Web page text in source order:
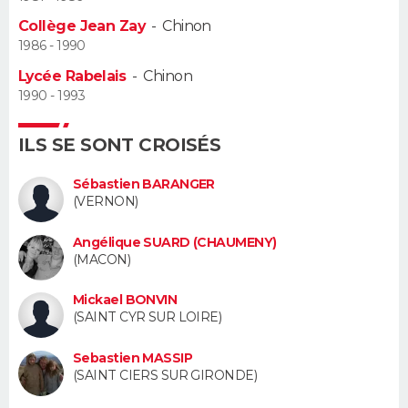
Alimentation
Guide de la santé
Maladies
Médicaments
Sommeil
VOYAGE
Destinations
City break
Voyage nature
Voyage de noces
Forum
Climat
+
PHOTO
GUIDES D'ACHAT
CARTE DE VOEUX
Carte de Noël
Carte Bonne année
Carte Saint-Valentin
Carte Pâques
Carte d'anniversaire
DICTIONNAIRE
Dictionnaire
Biographies
Citations
Expressions
Proverbes
PROGRAMME TV
COPAINS D'AVANT
S'inscrire
Se connecter
Lycées
Collèges
Primaires
Universités
Entreprises
Service militaire
Avis de recherche
AVIS DE DÉCÈS
Collège Jean Zay-Chinon
1986 - 1990
Lycée Rabelais-Chinon
1990 - 1993
ILS SE SONT CROISÉS
Sébastien BARANGER
(VERNON)
Angélique SUARD (CHAUMENY)
(MACON)
Mickael BONVIN
(SAINT CYR SUR LOIRE)
Sebastien MASSIP
(SAINT CIERS SUR GIRONDE)